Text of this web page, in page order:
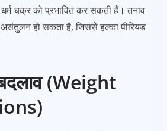
धर्म चक्र को प्रभावित कर सकती हैं। तनाव
असंतुलन हो सकता है, जिससे हल्का पीरियड
(Weight